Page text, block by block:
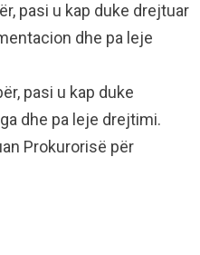
pasi u kap duke drejtuar
dhe pa leje
pasi u kap duke
dhe pa leje drejtimi.
Prokurorisë për